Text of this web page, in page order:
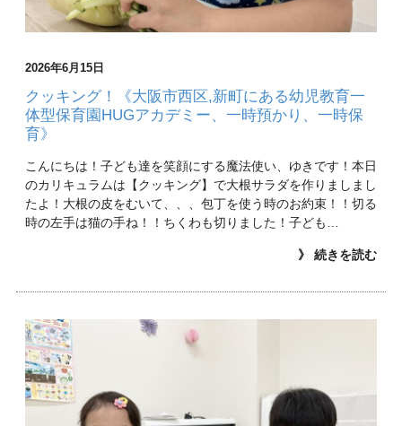
2026年6月15日
クッキング！《大阪市西区,新町にある幼児教育一
体型保育園HUGアカデミー、一時預かり、一時保
育》
こんにちは！子ども達を笑顔にする魔法使い、ゆきです！本日
のカリキュラムは【クッキング】で大根サラダを作りましまし
たよ！大根の皮をむいて、、、包丁を使う時のお約束！！切る
時の左手は猫の手ね！！ちくわも切りました！子ども…
》 続きを読む